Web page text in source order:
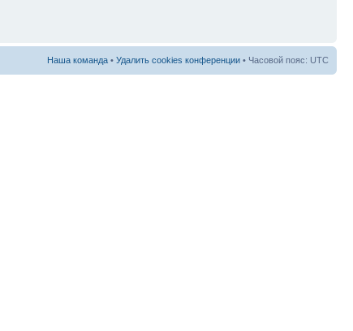
Наша команда • Удалить cookies конференции • Часовой пояс: UTC